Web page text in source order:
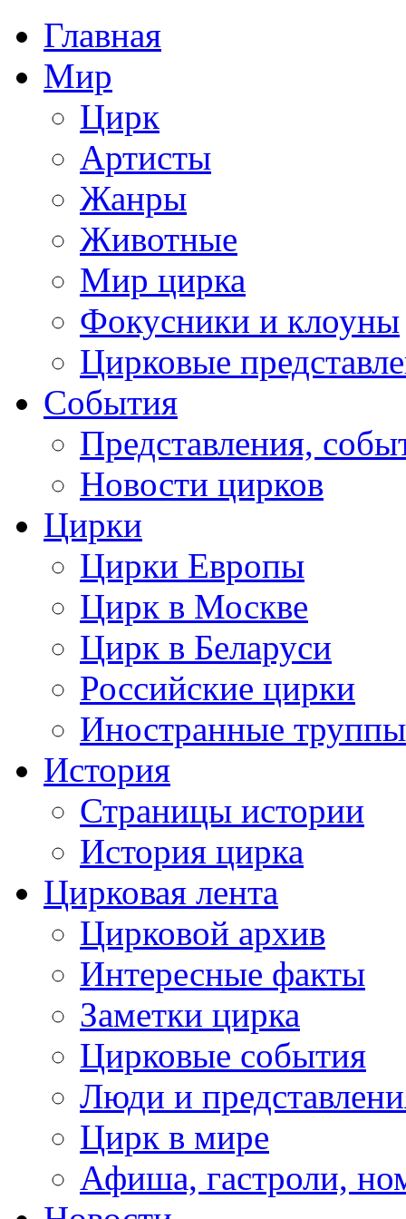
Главная
Мир
Цирк
Артисты
Жанры
Животные
Мир цирка
Фокусники и клоуны
Цирковые
События
Представления,
Новости цирков
Цирки
Цирки Европы
Цирк в Москве
Цирк в Беларуси
Российские цирки
Иностранные труппы
История
Страницы истории
История цирка
Цирковая лента
Цирковой архив
Интересные факты
Заметки цирка
Цирковые события
Люди и
Цирк в мире
Афиша, гастроли,